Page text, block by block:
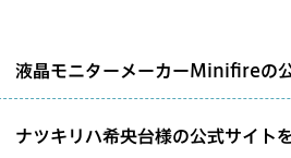
液晶モニターメーカーMinifireの
ナツキリハ希央台様の公式サイト